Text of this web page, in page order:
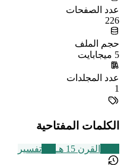
عدد الصفحات
226
حجم الملف
5 ميجابايت
عدد المجلدات
1
الكلمات المفتاحية
القرن 15 هـ تفسير